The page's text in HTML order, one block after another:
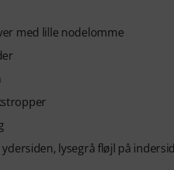
med lille nodelomme
ydersiden, lysegrå fløjl på